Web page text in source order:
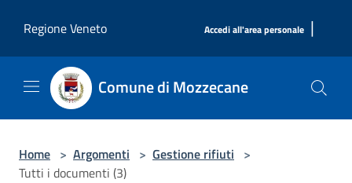
Regione Veneto
Accedi all'area personale |
Comune di Mozzecane
Home > Argomenti > Gestione rifiuti >
Tutti i documenti (3)